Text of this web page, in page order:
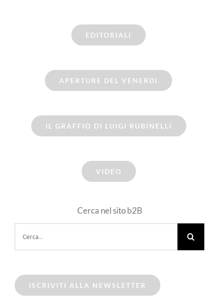
EDITORIALI
APERTURE DEL VENERDI
IL GRAFFIO DI LUIGI RUBINELLI
VIDEO
Cerca nel sito b2B
per:
ISCRIVITI ALLA NEWSLETTER